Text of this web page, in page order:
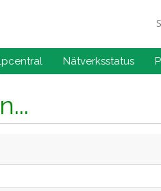
Nätverksstatus